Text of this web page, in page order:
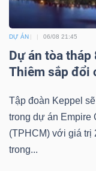
DỰ ÁN 06/08 21:45
Dự án tòa
Thiêm sắp đổi
Tập đoàn Keppel
trong dự án Empire
(TPHCM) với giá trị
trong...
Đào
tạo
Sách